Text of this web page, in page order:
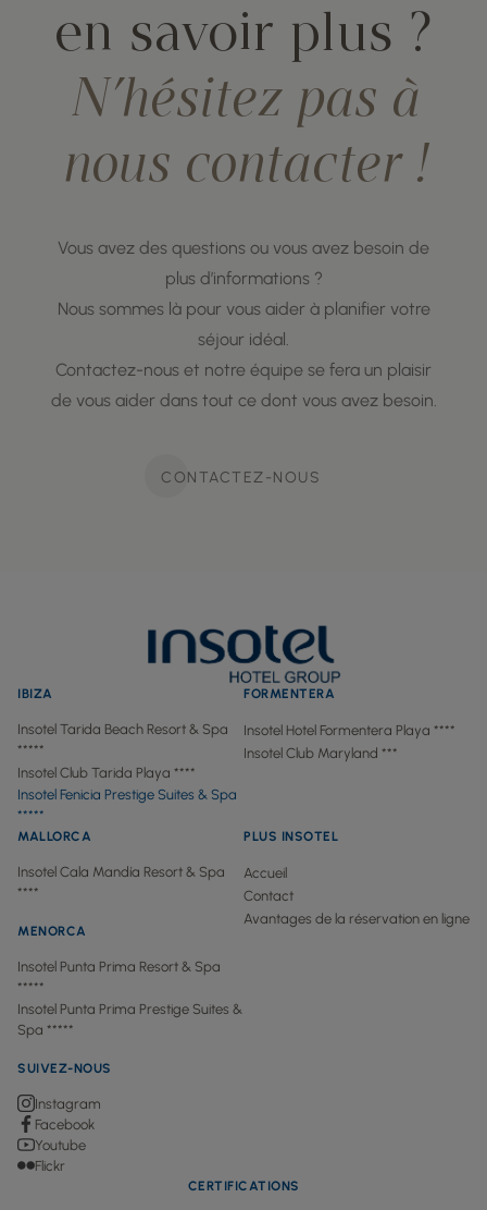
en savoir plus ?
N’hésitez pas à
nous contacter !
Vous avez des questions ou vous avez besoin de
plus d’informations ?
Nous sommes là pour vous aider à planifier votre
séjour idéal.
Contactez-nous et notre équipe se fera un plaisir
de vous aider dans tout ce dont vous avez besoin.
CONTACTEZ-NOUS
IBIZA
Insotel Tarida Beach Resort & Spa
*****
Insotel Club Tarida Playa ****
Insotel Fenicia Prestige Suites & Spa
*****
FORMENTERA
Insotel Hotel Formentera Playa ****
Insotel Club Maryland ***
MALLORCA
Insotel Cala Mandía Resort & Spa
****
MENORCA
Insotel Punta Prima Resort & Spa
*****
Insotel Punta Prima Prestige Suites &
Spa *****
PLUS INSOTEL
Accueil
Contact
Avantages de la réservation en ligne
SUIVEZ-NOUS
Instagram
Facebook
Youtube
Flickr
CERTIFICATIONS